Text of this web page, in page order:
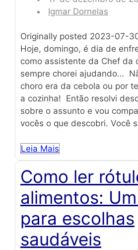
Igmar Dornelas
Originally posted 2023-07-
Hoje, domingo, é dia de
como assistente da Chef da
sempre chorei ajudando…
choro era da cebola ou por
a cozinha! Então resolvi
sobre o assunto e vou
vocês o que descobri. Você
Leia Mais
Como ler
alimentos:
para escolhas
saudáveis